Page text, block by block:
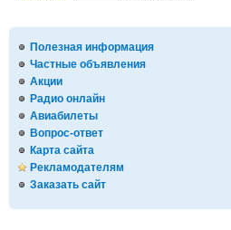
Полезная информация
Частные объявления
Акции
Радио онлайн
Авиабилеты
Вопрос-ответ
Карта сайта
Рекламодателям
Заказать сайт